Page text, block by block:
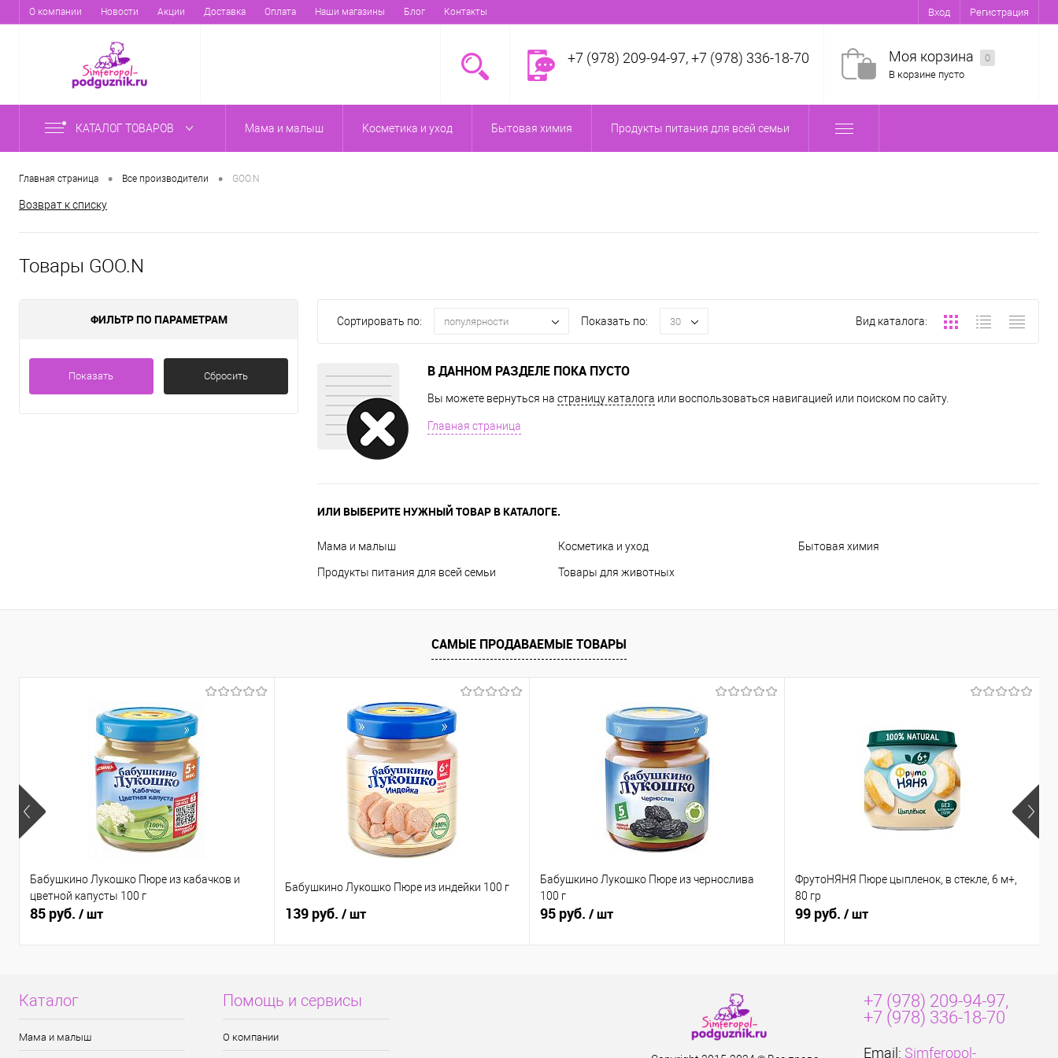
О компании Новости Акции Доставка Оплата Наши магазины Блог Контакты Вход Регистрация
+7 (978) 209-94-97, +7 (978) 336-18-70 Моя корзина
0
В корзине пусто
КАТАЛОГ ТОВАРОВ Мама и малыш Косметика и уход Бытовая химия Продукты питания для всей семьи
Главная страница • Все производители • GOO.N
Возврат к списку
Товары GOO.N
ФИЛЬТР ПО ПАРАМЕТРАМ
Показать Сбросить
Сортировать по: популярности Показать по: 30 Вид каталога:
В ДАННОМ РАЗДЕЛЕ ПОКА ПУСТО
Вы можете вернуться на страницу каталога или воспользоваться навигацией или поиском по сайту.
Главная страница
ИЛИ ВЫБЕРИТЕ НУЖНЫЙ ТОВАР В КАТАЛОГЕ.
Мама и малыш Косметика и уход Бытовая химия
Продукты питания для всей семьи Товары для животных
САМЫЕ ПРОДАВАЕМЫЕ ТОВАРЫ
Бабушкино Лукошко Пюре из кабачков и
цветной капусты 100 г
85 руб. / шт
Бабушкино Лукошко Пюре из индейки 100 г
139 руб. / шт
Бабушкино Лукошко Пюре из чернослива
100 г
95 руб. / шт
ФрутоНЯНЯ Пюре цыпленок, в стекле, 6 м+,
80 гр
99 руб. / шт
Каталог
Мама и малыш
Помощь и сервисы
О компании
+7 (978) 209-94-97,
+7 (978) 336-18-70
Email: Simferopol-